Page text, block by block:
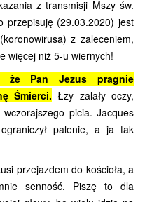
z transmisji Mszy św.
przepisuję (29.03.2020) jest
z zaleceniem,
więcej niż 5-u wiernych!
że Pan Jezus pragnie
Śmierci. Łzy zalały oczy,
picia. Jacques
palenie, a ja tak
przejazdem do kościoła, a
senność. Piszę to dla